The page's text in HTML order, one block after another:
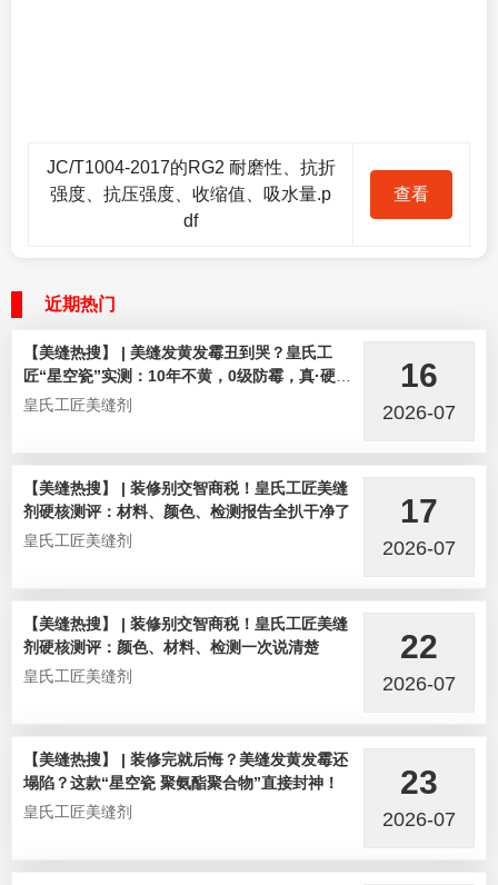
JC/T1004-2017的RG2 耐磨性、抗折
强度、抗压强度、收缩值、吸水量.p
df
查看
近期热门
【美缝热搜】 | 美缝发黄发霉丑到哭？皇氏工
匠“星空瓷”实测：10年不黄，0级防霉，真·硬核
选手！
皇氏工匠美缝剂
16
2026-07
【美缝热搜】 | 装修别交智商税！皇氏工匠美缝
剂硬核测评：材料、颜色、检测报告全扒干净了
皇氏工匠美缝剂
17
2026-07
【美缝热搜】 | 装修别交智商税！皇氏工匠美缝
剂硬核测评：颜色、材料、检测一次说清楚
皇氏工匠美缝剂
22
2026-07
【美缝热搜】 | 装修完就后悔？美缝发黄发霉还
塌陷？这款“星空瓷 聚氨酯聚合物”直接封神！
皇氏工匠美缝剂
23
2026-07